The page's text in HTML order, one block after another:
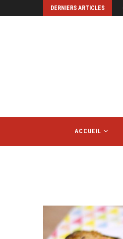
DERNIERS ARTICLES
ACCUEIL